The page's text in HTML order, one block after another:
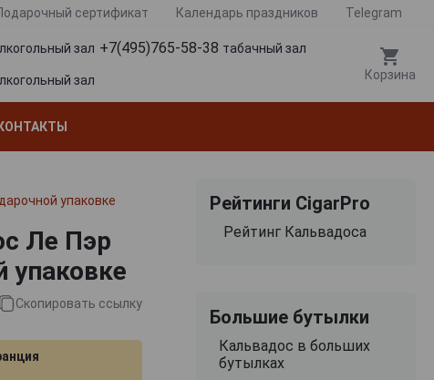
сертификат Календарь праздников Telegram
зал +7(495)765-58-38 табачный зал
зал Корзина
КОНТАКТЫ
упаковке
Ле Пэр
Скопировать ссылку
Рейтинги CigarPro
Рейтинг Кальвадоса
Большие бутылки
Кальвадос в больших
бутылках